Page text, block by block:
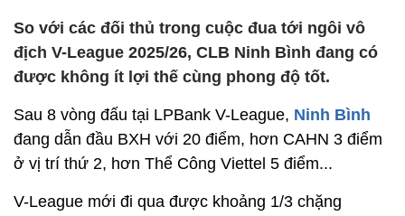
So với các đối thủ trong cuộc đua tới ngôi vô
địch V-League 2025/26, CLB Ninh Bình đang có
được không ít lợi thế cùng phong độ tốt.
Sau 8 vòng đấu tại LPBank V-League, Ninh Bình
đang dẫn đầu BXH với 20 điểm, hơn CAHN 3 điểm
ở vị trí thứ 2, hơn Thể Công Viettel 5 điểm...
V-League mới đi qua được khoảng 1/3 chặng